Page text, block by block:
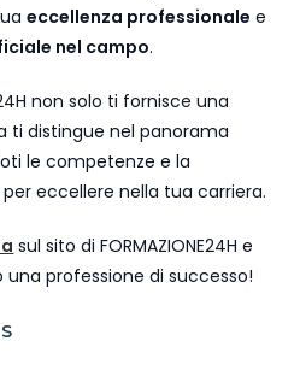
eccellenza professionale e
nel campo.
non solo ti fornisce una
ti distingue nel panorama
le competenze e la
eccellere nella tua carriera.
sul sito di FORMAZIONE24H e
una professione di successo!